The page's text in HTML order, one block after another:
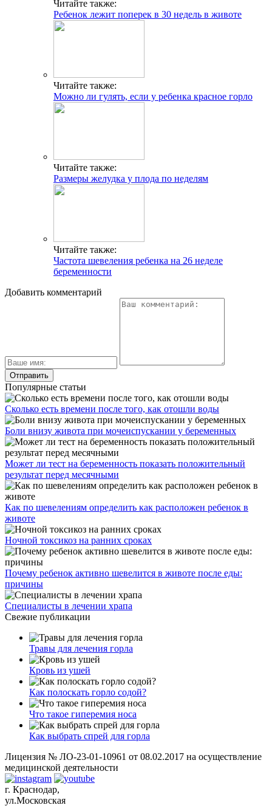
Читайте также:
Ребенок лежит поперек в 30 недель в животе
Читайте также:
Можно ли гулять, если у ребенка красное горло
Читайте также:
Размеры желудка у плода по неделям
Читайте также:
Частота шевеления ребенка на 26 неделе
беременности
Добавить комментарий
Популярные статьи
Сколько есть времени после того, как отошли воды
Боли внизу живота при мочеиспускании у беременных
Может ли тест на беременность показать положительный
результат перед месячными
Как по шевелениям определить как расположен ребенок в
животе
Ночной токсикоз на ранних сроках
Почему ребенок активно шевелится в животе после еды:
причины
Специалисты в лечении храпа
Свежие публикации
Травы для лечения горла
Кровь из ушей
Как полоскать горло содой?
Что такое гиперемия носа
Как выбрать спрей для горла
Лицензия № ЛО-23-01-10961 от 08.02.2017 на осуществление
медицинской деятельности
г. Краснодар,
ул.Московская